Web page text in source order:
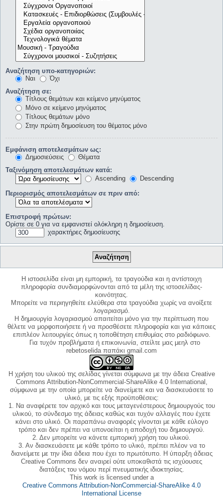
Αναζήτηση υπο-κατηγοριών:
Ναι
Όχι
Αναζήτηση σε:
Τίτλους θεμάτων και κείμενο μηνύματος
Μόνο σε κείμενο μηνύματος
Τίτλους θεμάτων μόνο
Στην πρώτη δημοσίευση του θέματος μόνο
Εμφάνιση αποτελεσμάτων ως:
Δημοσιεύσεις
Θέματα
Ταξινόμηση αποτελεσμάτων κατά:
Ascending
Descending
Περιορισμός αποτελεσμάτων σε πριν από:
Επιστροφή πρώτων:
Ορίστε σε 0 για να εμφανιστεί ολόκληρη η δημοσίευση.
χαρακτήρες δημοσίευσης
Η ιστοσελίδα είναι μη εμπορική, τα τραγούδια και η αντίστοιχη
πληροφορία συνδιαμορφώνονται από τα μέλη της ιστοσελίδας-
κοινότητας.
Μπορείτε να περιηγηθείτε ελεύθερα στα τραγούδια χωρίς να ανοίξετε
λογαριασμό.
Η δημιουργία λογαριασμού απαιτείται μόνο για την περίπτωση που
θέλετε να μορφοποιήσετε ή να προσθέσετε πληροφορία και για κάποιες
επιπλέον λειτουργίες όπως η τοποθέτηση επιθυμίας στο ραδιόφωνο.
Για τυχόν προβλήματα ή επικοινωνία, στείλτε μας μεηλ στο
rebetoselida παπάκι gmail.com
Η χρήση του υλικού της σελίδας γίνεται σύμφωνα με την άδεια Creative
Commons Attribution-NonCommercial-ShareAlike 4.0 International,
σύμφωνα με την οποία μπορείτε να διανείμετε και να διασκευάσετε το
υλικό, με τις εξής προϋποθέσεις:
1. Να αναφέρετε τον αρχικό και τους μεταγενέστερους δημιουργούς του
υλικού, το σύνδεσμο της άδειας καθώς και τυχόν αλλαγές που έχετε
κάνει στο υλικό. Οι παραπάνω αναφορές γίνονται με κάθε εύλογο
τρόπο και δεν πρέπει να υπονοείται η αποδοχή του δημιουργού.
2. Δεν μπορείτε να κάνετε εμπορική χρήση του υλικού.
3. Αν διασκευάσετε με κάθε τρόπο το υλικό, πρέπει πλέον να το
διανείμετε με την ίδια άδεια που έχει το πρωτότυπο. Η ύπαρξη άδειας
Creative Commons δεν αναιρεί ούτε υποκαθιστά τις ισχύουσες
διατάξεις του νόμου περί πνευματικής ιδιοκτησίας.
This work is licensed under a
Creative Commons Attribution-NonCommercial-ShareAlike 4.0
International License